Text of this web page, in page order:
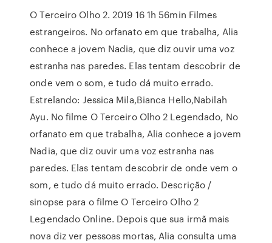
O Terceiro Olho 2. 2019 16 1h 56min Filmes
estrangeiros. No orfanato em que trabalha, Alia
conhece a jovem Nadia, que diz ouvir uma voz
estranha nas paredes. Elas tentam descobrir de
onde vem o som, e tudo dá muito errado.
Estrelando: Jessica Mila,Bianca Hello,Nabilah
Ayu. No filme O Terceiro Olho 2 Legendado, No
orfanato em que trabalha, Alia conhece a jovem
Nadia, que diz ouvir uma voz estranha nas
paredes. Elas tentam descobrir de onde vem o
som, e tudo dá muito errado. Descrição /
sinopse para o filme O Terceiro Olho 2
Legendado Online. Depois que sua irmã mais
nova diz ver pessoas mortas, Alia consulta uma